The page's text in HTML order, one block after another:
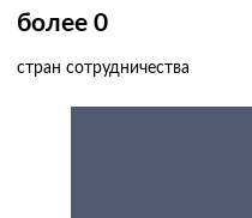
более 0
стран сотрудничества